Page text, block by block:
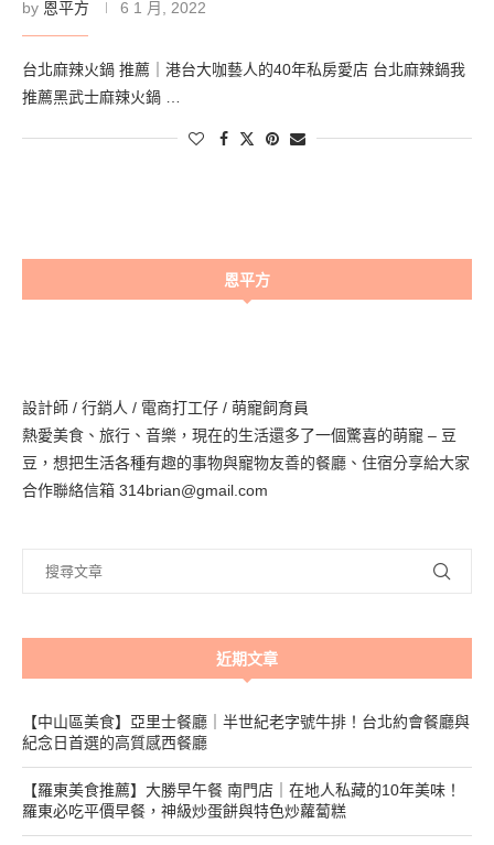
by 恩平方 6 1 月, 2022
台北麻辣火鍋 推薦｜港台大咖藝人的40年私房愛店 台北麻辣鍋我
推薦黑武士麻辣火鍋 …
恩平方
設計師 / 行銷人 / 電商打工仔 / 萌寵飼育員
熱愛美食、旅行、音樂，現在的生活還多了一個驚喜的萌寵 – 豆
豆，想把生活各種有趣的事物與寵物友善的餐廳、住宿分享給大家
合作聯絡信箱 314brian@gmail.com
近期文章
【中山區美食】亞里士餐廳｜半世紀老字號牛排！台北約會餐廳與
紀念日首選的高質感西餐廳
【羅東美食推薦】大勝早午餐 南門店｜在地人私藏的10年美味！
羅東必吃平價早餐，神級炒蛋餅與特色炒蘿蔔糕